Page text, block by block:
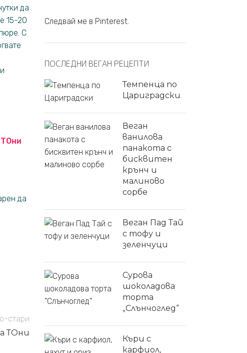
да
15-20
С
и
да
стари
ТОни
Следвай ме в Pinterest.
ПОСЛЕДНИ ВЕГАН РЕЦЕПТИ
Темпенца по
Цариградски
Веган
ванилова
панакота с
бисквитен
крънч и
малиново
сорбе
Веган Пад Тай
с тофу и
зеленчуци
Сурова
шоколадова
торта
„Слънчоглед“
Къри с
карфиол,